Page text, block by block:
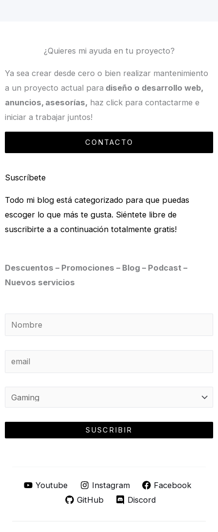
¿Quieres mi ayuda en tu proyecto?
Ya sea crear desde cero o bien realizar mantenimiento
a un proyecto actual para diseño o desarrollo web,
anuncios, asesorías, haz click para contactarme e
iniciar a trabajar juntos!
CONTACTO
Suscríbete
Todo mi blog está categorizado para que puedas
escoger lo que más te gusta. Siéntete libre de
suscribirte a a continuación totalmente gratis!
Descuentos – Promociones – Blog – Podcast –
Nuevos servicios
Youtube Instagram
Facebook
GitHub
Discord